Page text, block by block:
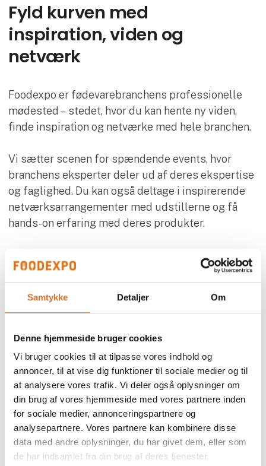
Samtykke Detaljer Om
Denne hjemmeside bruger cookies
Vi bruger cookies til at tilpasse vores indhold og
annoncer, til at vise dig funktioner til sociale medier og til
at analysere vores trafik. Vi deler også oplysninger om
din brug af vores hjemmeside med vores partnere inden
for sociale medier, annonceringspartnere og
analysepartnere. Vores partnere kan kombinere disse
data med andre oplysninger, du har givet dem, eller som
de har indsamlet fra din brug af deres tjenester.
Fyld kurven med
inspiration, viden og
netværk
Foodexpo er fødevarebranchens professionelle
mødested – stedet, hvor du kan hente ny viden,
finde inspiration og netværke med hele branchen.
Vi sætter scenen for spændende events, hvor
branchens eksperter deler ud af deres ekspertise
og faglighed. Du kan også deltage i inspirerende
netværksarrangementer med udstillerne og få
hands-on erfaring med deres produkter.
Få mest muligt ud af dit besøg og oplev alt fra
indsigtsfulde foredrag og workshops til
hæsblæsende fagkonkurrencer.
Find den rette
kontaktperson
Ønsker du at høre mere om et specifikt produkt, et